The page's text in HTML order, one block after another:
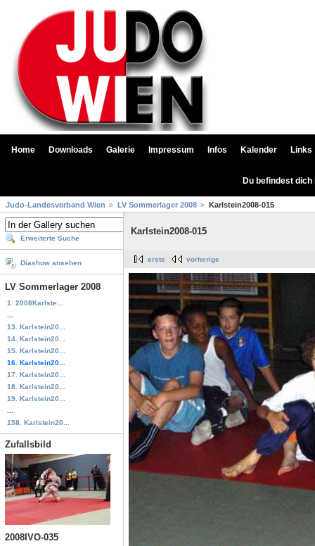
Home Downloads Galerie Impressum Infos Kalender Links
Du befindest
Judo-Landesverband Wien LV Sommerlager 2008 Karlstein2008-015
Erweiterte Suche
Diashow ansehen
LV Sommerlager 2008
1. 2008Karlste...
13. Karlstein20...
14. Karlstein20...
15. Karlstein20...
16. Karlstein20...
17. Karlstein20...
18. Karlstein20...
19. Karlstein20...
158. Karlstein20...
Zufallsbild
2008IVO-035
Karlstein2008-015
erste vorherige